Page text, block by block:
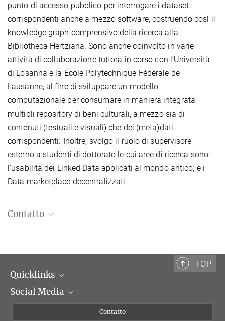
punto di accesso pubblico per interrogare i dataset
corrispondenti anche a mezzo software, costruendo così il
knowledge graph comprensivo della ricerca alla
Bibliotheca Hertziana. Sono anche coinvolto in varie
attività di collaborazione tuttora in corso con l’Università
di Losanna e la École Polytechnique Fédérale de
Lausanne, al fine di sviluppare un modello
computazionale per consumare in maniera integrata
multipli repository di beni culturali, a mezzo sia di
contenuti (testuali e visuali) che dei (meta)dati
corrispondenti. Inoltre, svolgo il ruolo di supervisore
esterno a studenti di dottorato le cui aree di ricerca sono:
l’usabilità dei Linked Data applicati al mondo antico; e i
Data marketplace decentralizzati.
Contatto
adamou@biblhertz.it
TOP
Quicklinks
Dipartimenti di ricerca
Social Media
Contatto